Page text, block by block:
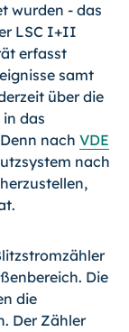
wur­den - das
LSC I+II
erfasst
samt
über die
das
nach VDE
nach
Die
die
Der Zähler